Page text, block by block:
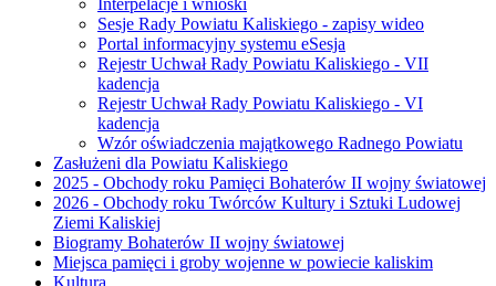
Interpelacje i wnioski
Sesje Rady Powiatu Kaliskiego - zapisy wideo
Portal informacyjny systemu eSesja
Rejestr Uchwał Rady Powiatu Kaliskiego - VII
kadencja
Rejestr Uchwał Rady Powiatu Kaliskiego - VI
kadencja
Wzór oświadczenia majątkowego Radnego Powiatu
Zasłużeni dla Powiatu Kaliskiego
2025 - Obchody roku Pamięci Bohaterów II wojny światowej
2026 - Obchody roku Twórców Kultury i Sztuki Ludowej
Ziemi Kaliskiej
Biogramy Bohaterów II wojny światowej
Miejsca pamięci i groby wojenne w powiecie kaliskim
Kultura